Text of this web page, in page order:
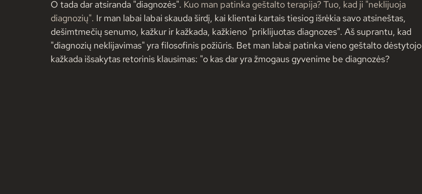
O tada dar atsiranda "diagnozės". Kuo man patinka geštalto terapija? Tuo, kad ji "neklijuoja
diagnozių". Ir man labai labai skauda širdį, kai klientai kartais tiesiog išrėkia savo atsineštas,
dešimtmečių senumo, kažkur ir kažkada, kažkieno "priklijuotas diagnozes". Aš suprantu, kad
"diagnozių neklijavimas" yra filosofinis požiūris. Bet man labai patinka vieno geštalto dėstytojo
kažkada išsakytas retorinis klausimas: "o kas dar yra žmogaus gyvenime be diagnozės?